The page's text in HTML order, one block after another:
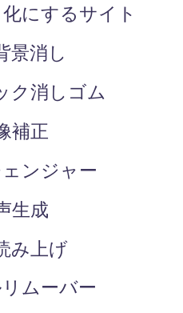
にするサイト
景消し
ク消しゴム
補正
ンジャー
生成
み上げ
ムーバー